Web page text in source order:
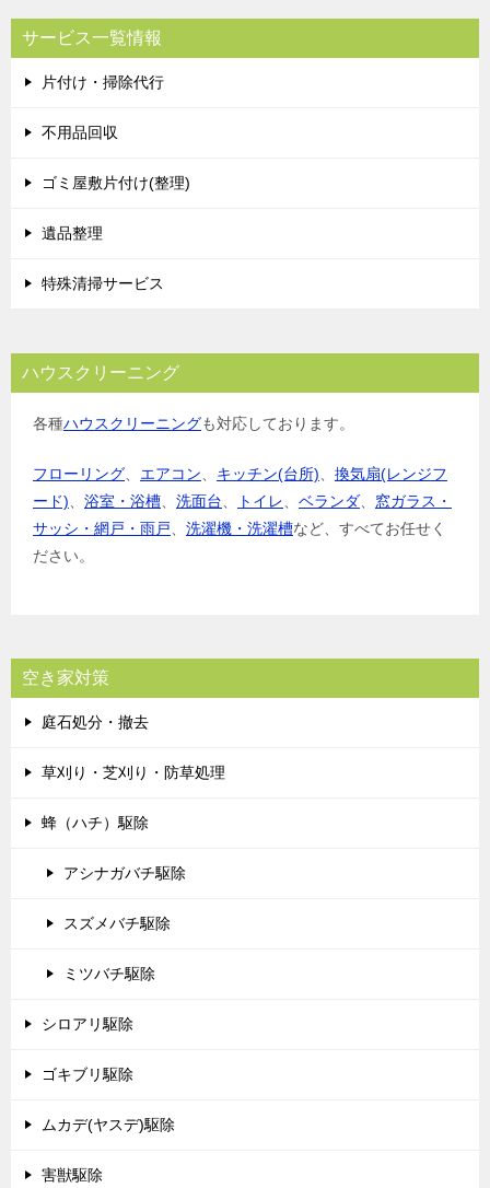
サービス一覧情報
片付け・掃除代行
不用品回収
ゴミ屋敷片付け(整理)
遺品整理
特殊清掃サービス
ハウスクリーニング
各種ハウスクリーニングも対応しております。
フローリング エアコン キッチン(台所)
換気扇(レンジフ
ード)
浴室・浴槽 洗面台 トイレ ベランダ
窓ガラス・
サッシ・網戸・雨戸
洗濯機・洗濯槽など、すべてお任せく
ださい。
空き家対策
庭石処分・撤去
草刈り・芝刈り・防草処理
蜂（ハチ）駆除
アシナガバチ駆除
スズメバチ駆除
ミツバチ駆除
シロアリ駆除
ゴキブリ駆除
ムカデ(ヤスデ)駆除
害獣駆除